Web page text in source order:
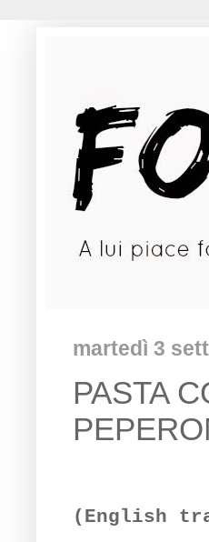
martedì 3
PASTA
(English